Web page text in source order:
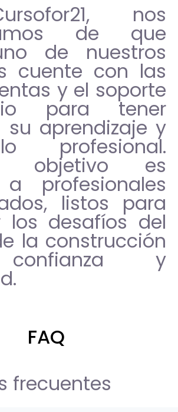
nos
de que
de nuestros
cuente con las
y el soporte
para tener
su aprendizaje y
profesional.
objetivo es
profesionales
listos para
los desafíos del
la construcción
y
FAQ
frecuentes